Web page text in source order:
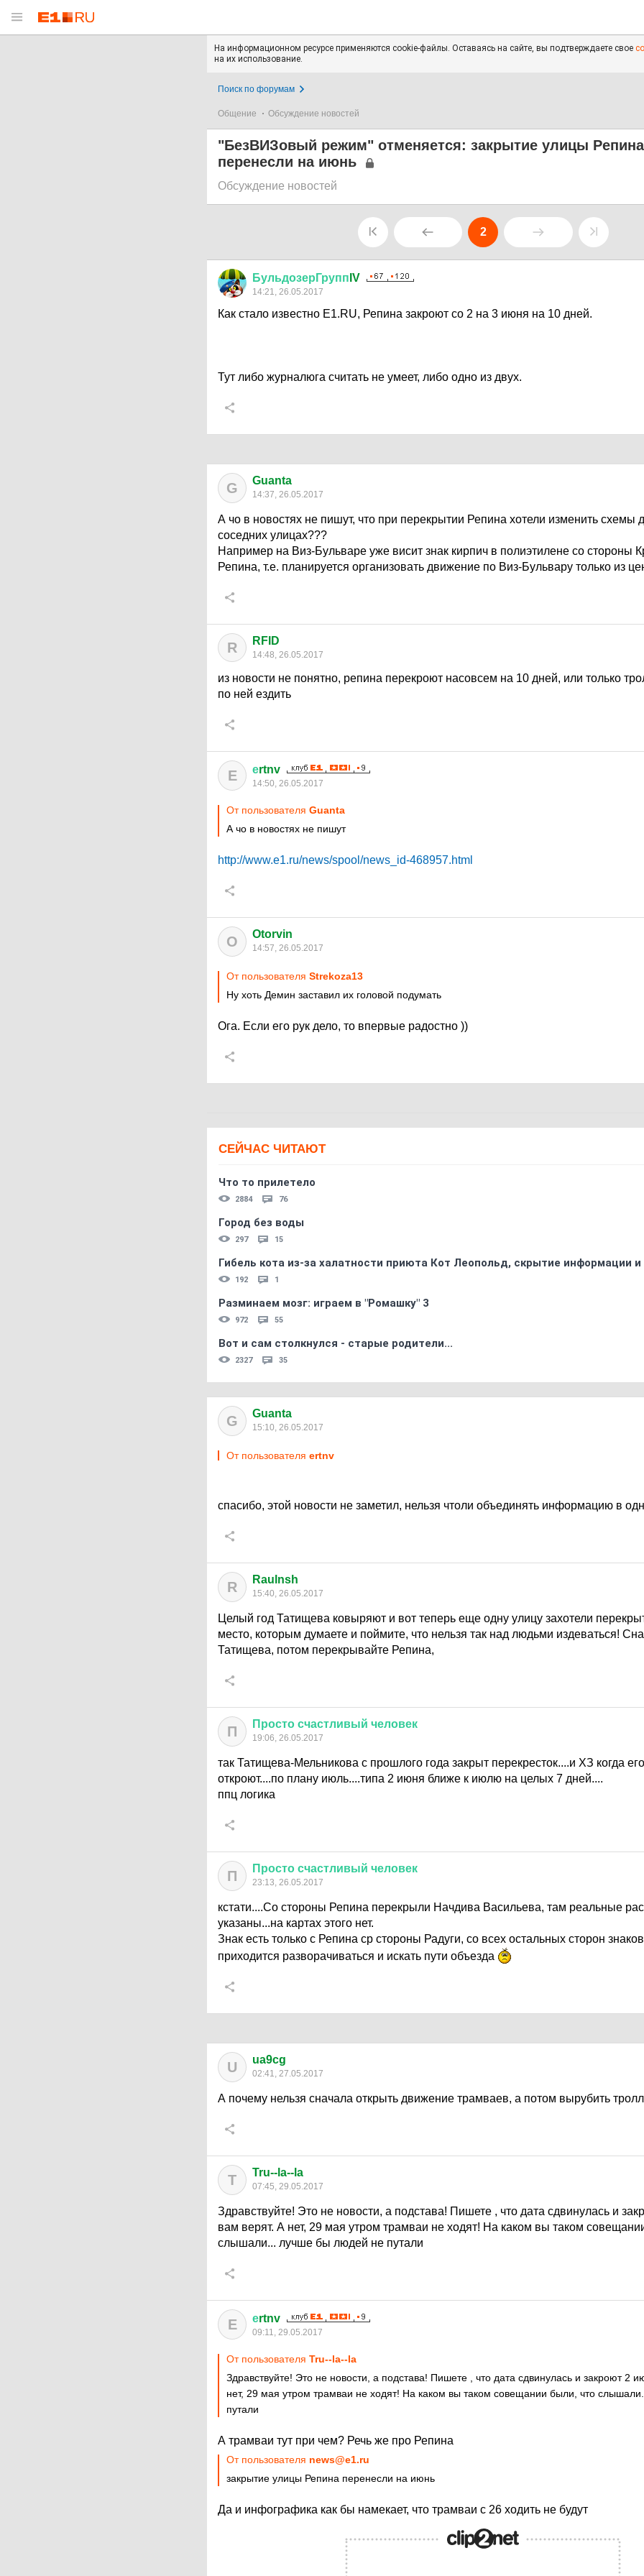
На информационном ресурсе применяются cookie-файлы. Оставаясь на сайте, вы подтверждаете свое
на их использование.
Поиск по форумам
Общение Обсуждение новостей
"БезВИЗовый режим" отменяется: закрытие улицы Репина
перенесли на июнь
Обсуждение новостей
2
БульдозерГрупп IV
14:21, 26.05.2017
Как стало известно E1.RU, Репина закроют со 2 на 3 июня на 10 дней.
Тут либо журналюга считать не умеет, либо одно из двух.
G Guanta
14:37, 26.05.2017
А чо в новостях не пишут, что при перекрытии Репина хотели изменить схемы
соседних улицах???
Например на Виз-Бульваре уже висит знак кирпич в полиэтилене со стороны
Репина, т.е. планируется организовать движение по Виз-Бульвару только из
R RFID
14:48, 26.05.2017
из новости не понятно, репина перекроют насовсем на 10 дней, или только
по ней ездить
Е еrtnv
14:50, 26.05.2017
От пользователя Guanta
А чо в новостях не пишут
http://www.e1.ru/news/spool/news_id-468957.html
O Otorvin
14:57, 26.05.2017
От пользователя Strekoza13
Ну хоть Демин заставил их головой подумать
Ога. Если его рук дело, то впервые радостно ))
СЕЙЧАС ЧИТАЮТ
Что то прилетело
2884 76
Город без воды
297 15
Гибель кота из-за халатности приюта Кот Леопольд, скрытиe информации
192 1
Разминаем мозг: играем в "Ромашку" 3
972 55
Вот и сам столкнулся - старые родители...
2327 35
G Guanta
15:10, 26.05.2017
От пользователя еrtnv
спасибо, этой новости не заметил, нельзя чтоли объединять информацию в
R Raulnsh
15:40, 26.05.2017
Целый год Татищева ковыряют и вот теперь еще одну улицу захотели
место, которым думаете и поймите, что нельзя так над людьми издеваться!
Татищева, потом перекрывайте Репина,
П Просто счастливый человек
19:06, 26.05.2017
так Татищева-Мельникова с прошлого года закрыт перекресток....и ХЗ когда
откроют....по плану июль....типа 2 июня ближе к июлю на целых 7 дней....
ппц логика
П Просто счастливый человек
23:13, 26.05.2017
кстати....Со стороны Репина перекрыли Начдива Васильева, там реальные
указаны...на картах этого нет.
Знак есть только с Репина ср стороны Радуги, со всех остальных сторон
приходится разворачиваться и искать пути объезда
U ua9cg
02:41, 27.05.2017
А почему нельзя сначала открыть движение трамваев, а потом вырубить
T Tru--la--la
07:45, 29.05.2017
Здравствуйте! Это не новости, а подстава! Пишете , что дата сдвинулась и
вам верят. А нет, 29 мая утром трамваи не ходят! На каком вы таком
слышали... лучше бы людей не путали
Е еrtnv
09:11, 29.05.2017
От пользователя Tru--la--la
Здравствуйте! Это не новости, а подстава! Пишете , что дата сдвинулась и закроют 2
нет, 29 мая утром трамваи не ходят! На каком вы таком совещании были, что
путали
А трамваи тут при чем? Речь же про Репина
От пользователя news@e1.ru
закрытие улицы Репина перенесли на июнь
Да и инфографика как бы намекает, что трамваи с 26 ходить не будут